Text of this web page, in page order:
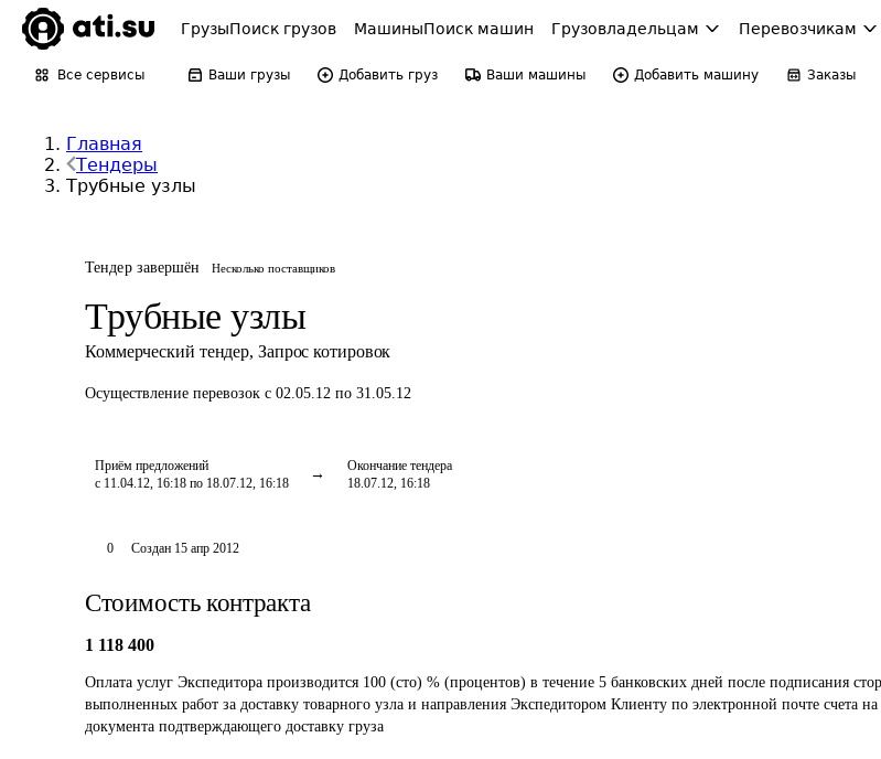
ГрузыПоиск грузов МашиныПоиск машин Грузовладельцам Перевозчикам
Все сервисы Ваши грузы Добавить груз Ваши машины Добавить машину Заказы
Главная
Тендеры
Трубные узлы
Тендер завершён Несколько поставщиков
Трубные узлы
Коммерческий тендер, Запрос котировок
Осуществление перевозок с 02.05.12 по 31.05.12
Приём предложений
с 11.04.12, 16:18 по 18.07.12, 16:18
Окончание тендера
18.07.12, 16:18
0 Создан 15 апр 2012
Стоимость контракта
1 118 400
Оплата услуг Экспедитора производится 100 (сто) % (процентов) в течение 5 банковских дней после подписания
выполненных работ за доставку товарного узла и направления Экспедитором Клиенту по электронной почте счета
документа подтверждающего доставку груза